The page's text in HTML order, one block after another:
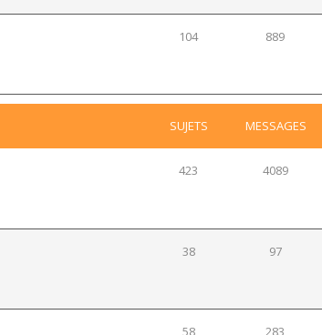
104 889
SUJETS MESSAGES
423 4089
38 97
58 283